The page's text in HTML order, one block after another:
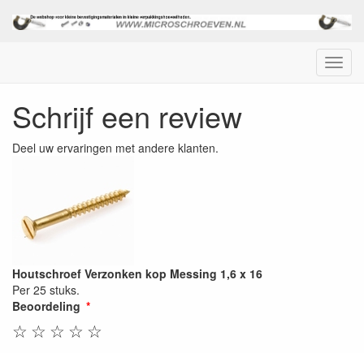
Menu
Schrijf een review
Deel uw ervaringen met andere klanten.
Houtschroef Verzonken kop Messing 1,6 x 16
Per 25 stuks.
Beoordeling
☆
☆
☆
☆
☆